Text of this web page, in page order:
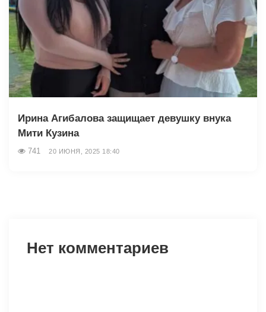
Ирина Агибалова защищает девушку внука
Мити Кузина
741 20 ИЮНЯ, 2025 18:40
Нет комментариев